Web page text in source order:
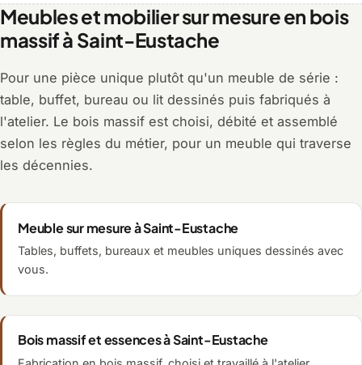
Meubles et mobilier sur mesure en bois
massif à Saint-Eustache
Pour une pièce unique plutôt qu'un meuble de série :
table, buffet, bureau ou lit dessinés puis fabriqués à
l'atelier. Le bois massif est choisi, débité et assemblé
selon les règles du métier, pour un meuble qui traverse
les décennies.
Meuble sur mesure à Saint-Eustache
Tables, buffets, bureaux et meubles uniques dessinés avec
vous.
Bois massif et essences à Saint-Eustache